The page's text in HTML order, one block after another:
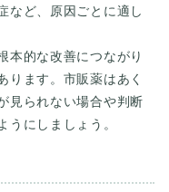
など、原因ごとに適し
本的な改善につながり
ります。市販薬はあく
見られない場合や判断
うにしましょう。